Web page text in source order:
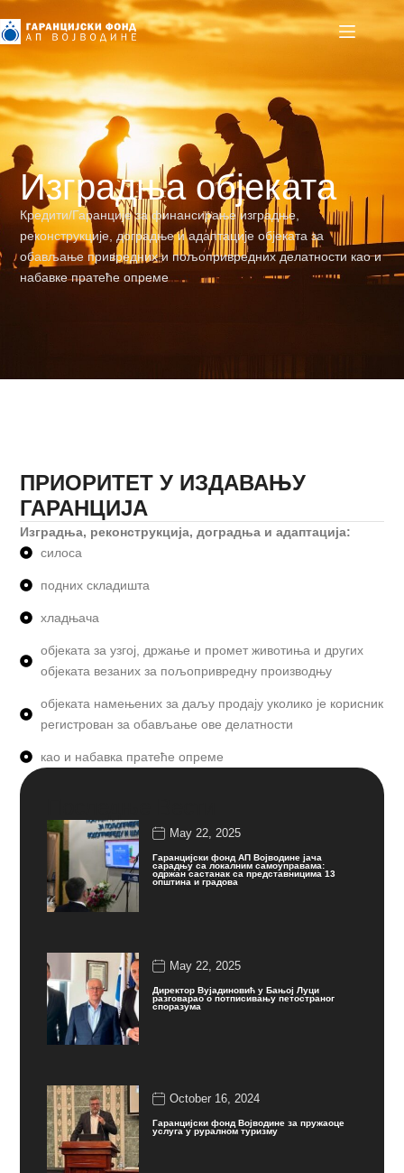
Изградња објеката
Кредити/Гаранције за финансирање изградње,
реконструкције, доградње и адаптације објеката за
обављање привредних и пољопривредних делатности као и
набавке пратеће опреме
May 22, 2025
Гаранцијски фонд АП Војводине јача
сарадњу са локалним самоуправама:
одржан састанак са представницима 13
општина и градова
May 22, 2025
Директор Вујадиновић у Бањој Луци
разговарао о потписивању петостраног
споразума
October 16, 2024
Гаранцијски фонд Војводине за пружаоце
услуга у руралном туризму
ПРИОРИТЕТ У ИЗДАВАЊУ
ГАРАНЦИЈА
Изградња, реконструкција, доградња и адаптација:
силоса
подних складишта
хладњача
објеката за узгој, држање и промет животиња и других
објеката везаних за пољопривредну производњу
објеката намењених за даљу продају уколико је корисник
регистрован за обављање ове делатности
као и набавка пратеће опреме